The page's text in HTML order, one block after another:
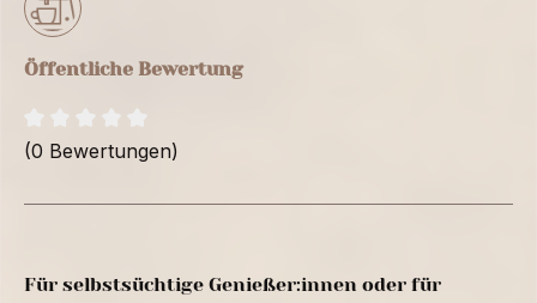
Öffentliche Bewertung
(0 Bewertungen)
Für selbstsüchtige Genießer:innen oder für